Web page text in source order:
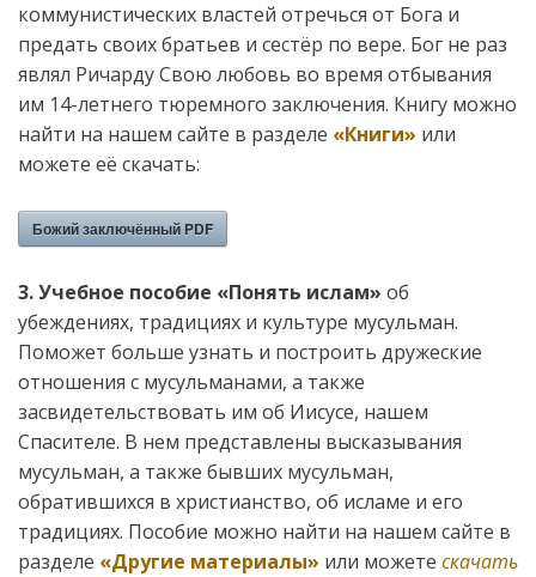
коммунистических властей отречься от Бога и
предать своих братьев и сестёр по вере. Бог не раз
являл Ричарду Свою любовь во время отбывания
им 14-летнего тюремного заключения. Книгу можно
найти на нашем сайте в разделе «Книги» или
можете её скачать:
Божий заключённый PDF
3. Учебное пособие «Понять ислам» об
убеждениях, традициях и культуре мусульман.
Поможет больше узнать и построить дружеские
отношения с мусульманами, а также
засвидетельствовать им об Иисусе, нашем
Спасителе. В нем представлены высказывания
мусульман, а также бывших мусульман,
обратившихся в христианство, об исламе и его
традициях. Пособие можно найти на нашем сайте в
разделе «Другие материалы» или можете скачать